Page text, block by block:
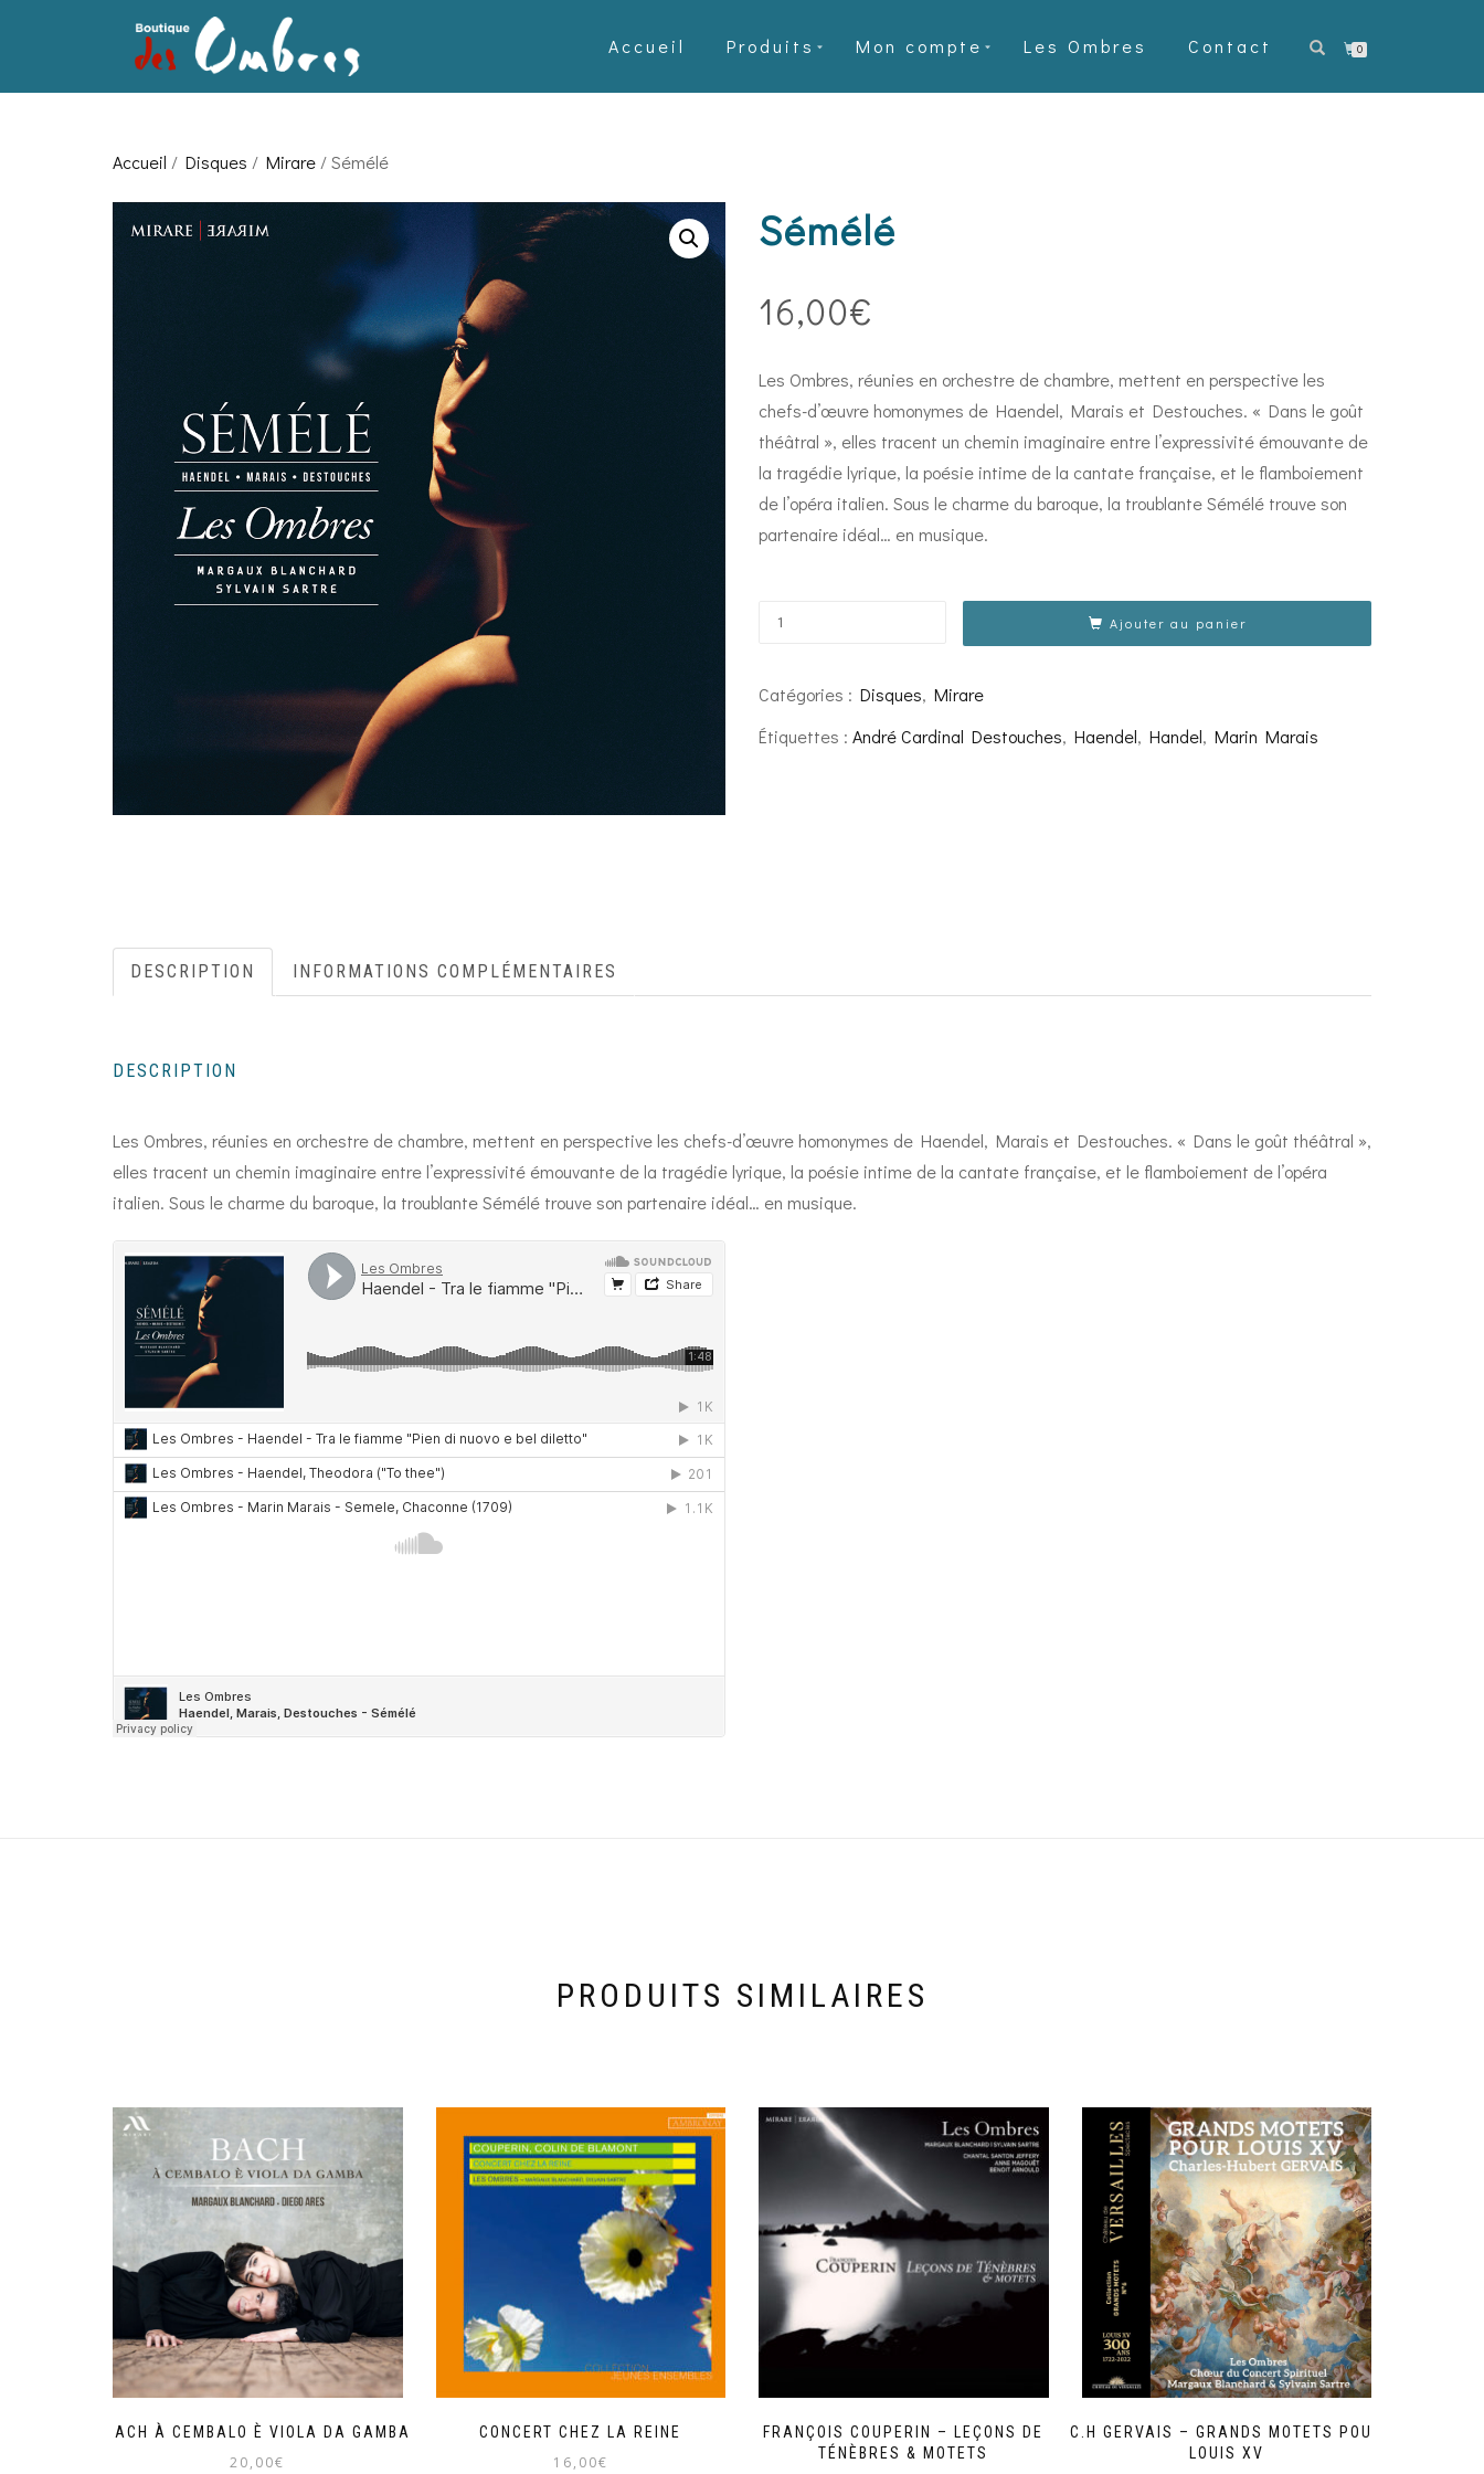
Accueil Produits Mon compte Les Ombres Contact 0
Accueil / Disques / Mirare / Sémélé
Sémélé
16,00€
Les Ombres, réunies en orchestre de chambre, mettent en perspective les
chefs-d’œuvre homonymes de Haendel, Marais et Destouches. « Dans le goût
théâtral », elles tracent un chemin imaginaire entre l’expressivité émouvante de
la tragédie lyrique, la poésie intime de la cantate française, et le flamboiement
de l’opéra italien. Sous le charme du baroque, la troublante Sémélé trouve son
partenaire idéal… en musique.
Ajouter au panier
Catégories : Disques, Mirare
Étiquettes : André Cardinal Destouches, Haendel, Handel, Marin Marais
DESCRIPTION INFORMATIONS COMPLÉMENTAIRES
DESCRIPTION
Les Ombres, réunies en orchestre de chambre, mettent en perspective les chefs-d’œuvre homonymes de Haendel, Marais et Destouches. « Dans le goût théâtral »,
elles tracent un chemin imaginaire entre l’expressivité émouvante de la tragédie lyrique, la poésie intime de la cantate française, et le flamboiement de l’opéra
italien. Sous le charme du baroque, la troublante Sémélé trouve son partenaire idéal… en musique.
PRODUITS SIMILAIRES
BACH À CEMBALO È VIOLA DA GAMBA
20,00€
CONCERT CHEZ LA REINE
16,00€
FRANÇOIS COUPERIN – LEÇONS DE
TÉNÈBRES & MOTETS
C.H GERVAIS – GRANDS MOTETS POUR
LOUIS XV